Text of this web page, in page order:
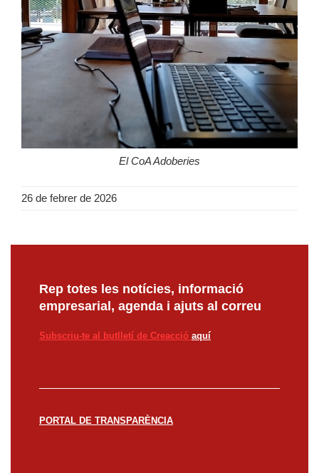
El CoA Adoberies
26 de febrer de 2026
Rep totes les notícies, informació
empresarial, agenda i ajuts al correu
Subscriu-te al butlletí de Creacció aquí
PORTAL DE TRANSPARÈNCIA